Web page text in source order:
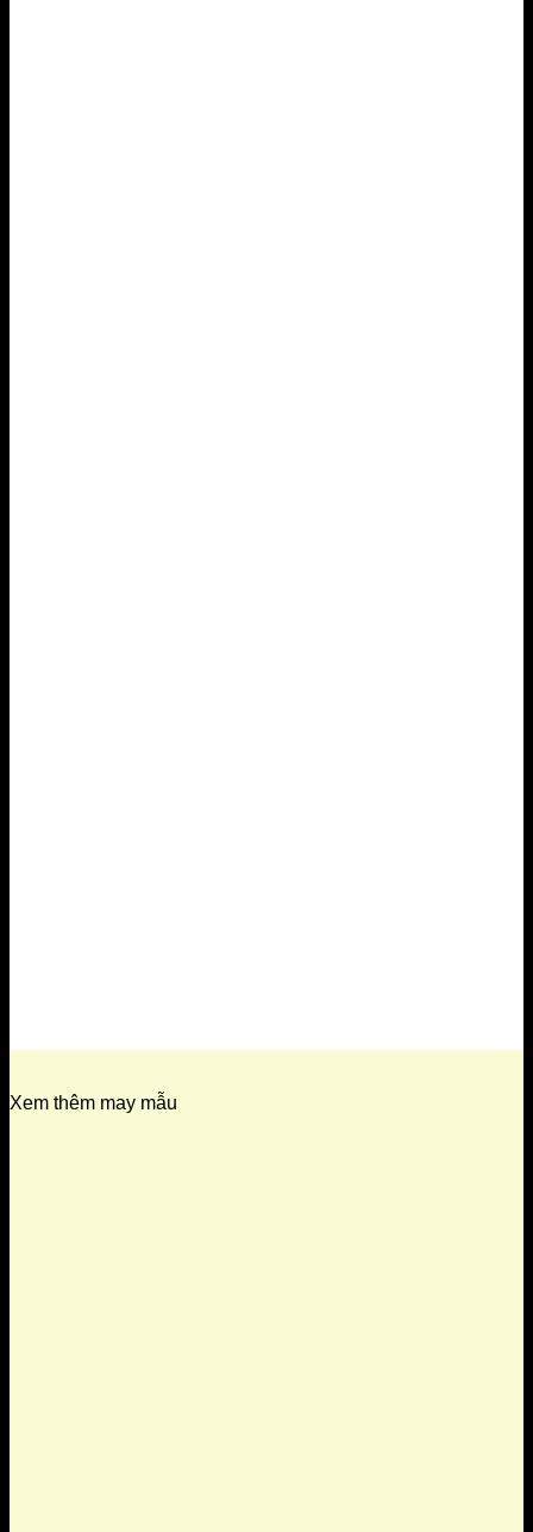
Xem thêm may mẫu